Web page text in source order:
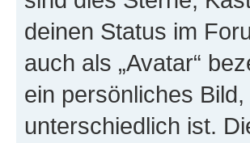
deinen Status im
auch als „Avatar“
ein persönliches
unterschiedlich ist.